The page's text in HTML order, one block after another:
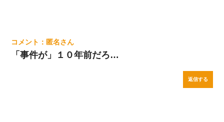
匿名
「事件が」１０年前だろ…
返信する